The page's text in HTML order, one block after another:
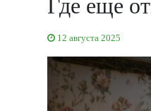
Где еще
12 августа 2025